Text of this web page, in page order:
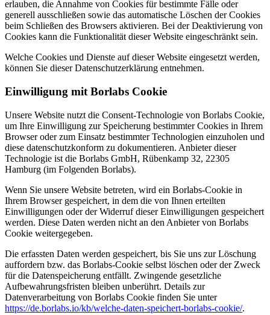
erlauben, die Annahme von Cookies für bestimmte Fälle oder
generell ausschließen sowie das automatische Löschen der Cookies
beim Schließen des Browsers aktivieren. Bei der Deaktivierung von
Cookies kann die Funktionalität dieser Website eingeschränkt sein.
Welche Cookies und Dienste auf dieser Website eingesetzt werden,
können Sie dieser Datenschutzerklärung entnehmen.
Einwilligung mit Borlabs Cookie
Unsere Website nutzt die Consent-Technologie von Borlabs Cookie,
um Ihre Einwilligung zur Speicherung bestimmter Cookies in Ihrem
Browser oder zum Einsatz bestimmter Technologien einzuholen und
diese datenschutzkonform zu dokumentieren. Anbieter dieser
Technologie ist die Borlabs GmbH, Rübenkamp 32, 22305
Hamburg (im Folgenden Borlabs).
Wenn Sie unsere Website betreten, wird ein Borlabs-Cookie in
Ihrem Browser gespeichert, in dem die von Ihnen erteilten
Einwilligungen oder der Widerruf dieser Einwilligungen gespeichert
werden. Diese Daten werden nicht an den Anbieter von Borlabs
Cookie weitergegeben.
Die erfassten Daten werden gespeichert, bis Sie uns zur Löschung
auffordern bzw. das Borlabs-Cookie selbst löschen oder der Zweck
für die Datenspeicherung entfällt. Zwingende gesetzliche
Aufbewahrungsfristen bleiben unberührt. Details zur
Datenverarbeitung von Borlabs Cookie finden Sie unter
https://de.borlabs.io/kb/welche-daten-speichert-borlabs-cookie/.